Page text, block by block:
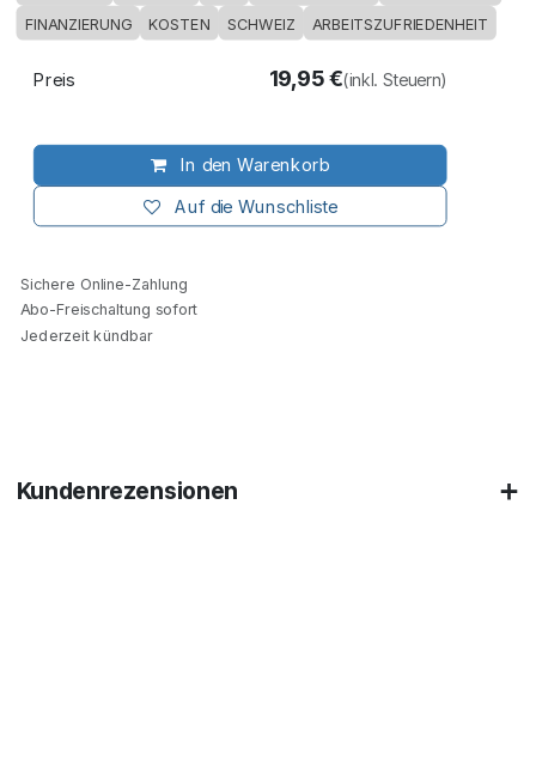
FINANZIERUNG KOSTEN SCHWEIZ ARBEITSZUFRIEDENHEIT
In den Warenkorb
Auf die Wunschliste
Preis 19,95€(inkl. Steuern)
Sichere Online-Zahlung
Abo-Freischaltung sofort
Jederzeit kündbar
Kundenrezensionen